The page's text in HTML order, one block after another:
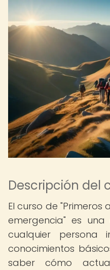
Descripción del
El curso de "Primeros
emergencia" es
cualquier persona
conocimientos
saber cómo